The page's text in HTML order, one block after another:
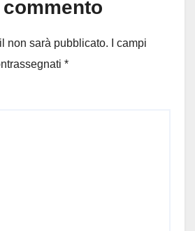
non sarà pubblicato.
I campi
*